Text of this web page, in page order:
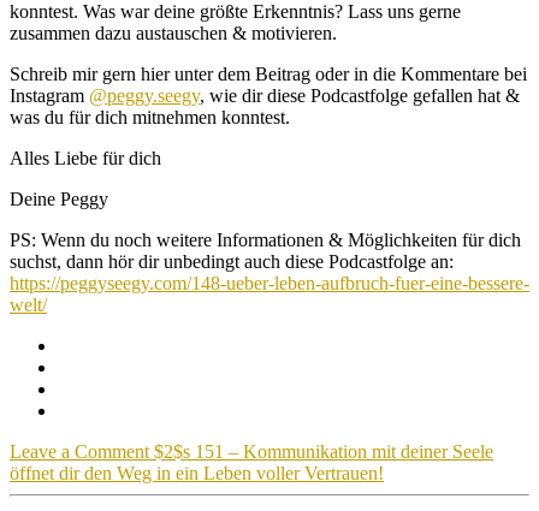
konntest. Was war deine größte Erkenntnis? Lass uns gerne
zusammen dazu austauschen & motivieren.
Schreib mir gern hier unter dem Beitrag oder in die Kommentare bei
Instagram @peggy.seegy, wie dir diese Podcastfolge gefallen hat &
was du für dich mitnehmen konntest.
Alles Liebe für dich
Deine Peggy
PS: Wenn du noch weitere Informationen & Möglichkeiten für dich
suchst, dann hör dir unbedingt auch diese Podcastfolge an:
https://peggyseegy.com/148-ueber-leben-aufbruch-fuer-eine-bessere-
welt/
Leave a Comment $2$s 151 – Kommunikation mit deiner Seele
öffnet dir den Weg in ein Leben voller Vertrauen!